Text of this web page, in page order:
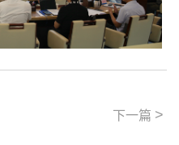
下一篇 >